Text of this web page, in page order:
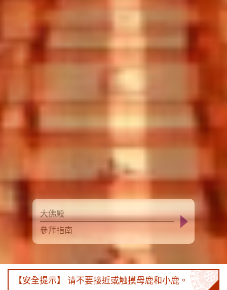
大佛殿
參拜指南
大佛殿
參拜指南
【安全提示】 请不要接近或触摸母鹿和小鹿。